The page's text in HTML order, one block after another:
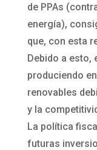
de PPAs
energía),
que, con esta
Debido a esto,
produciendo
renovables
y la
La política
futuras